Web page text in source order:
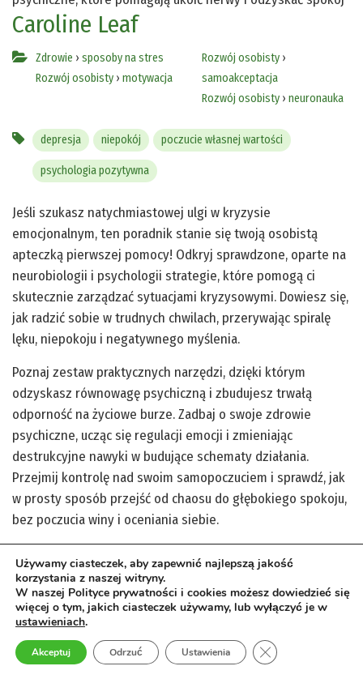
Caroline Leaf
Zdrowie › sposoby na stres
Rozwój osobisty › motywacja
Rozwój osobisty›
samoakceptacja
Rozwój osobisty› neuronauka
depresja niepokój poczucie własnej wartości
psychologia pozytywna
Jeśli szukasz natychmiastowej ulgi w kryzysie
emocjonalnym, ten poradnik stanie się twoją osobistą
apteczką pierwszej pomocy! Odkryj sprawdzone, oparte na
neurobiologii i psychologii strategie, które pomogą ci
skutecznie zarządzać sytuacjami kryzysowymi. Dowiesz się,
jak radzić sobie w trudnych chwilach, przerywając spiralę
lęku, niepokoju i negatywnego myślenia.
Poznaj zestaw praktycznych narzędzi, dzięki którym
odzyskasz równowagę psychiczną i zbudujesz trwałą
odporność na życiowe burze. Zadbaj o swoje zdrowie
psychiczne, ucząc się regulacji emocji i zmieniając
destrukcyjne nawyki w budujące schematy działania.
Przejmij kontrolę nad swoim samopoczuciem i sprawdź, jak
w prosty sposób przejść od chaosu do głębokiego spokoju,
bez poczucia winy i oceniania siebie.
zobacz więcej
Używamy ciasteczek, aby zapewnić najlepszą jakość
korzystania z naszej witryny.
W naszej Polityce prywatności i cookies możesz dowiedzieć się
więcej o tym, jakich ciasteczek używamy, lub wyłączyć je w
ustawieniach.
Akceptuj Odrzuć Ustawienia Zamknij panel